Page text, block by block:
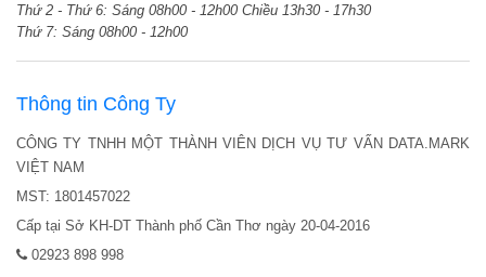
Thứ 2 - Thứ 6: Sáng 08h00 - 12h00 Chiều 13h30 - 17h30
Thứ 7: Sáng 08h00 - 12h00
Thông tin Công Ty
CÔNG TY TNHH MỘT THÀNH VIÊN DỊCH VỤ TƯ VẤN DATA.MARK
VIỆT NAM
MST: 1801457022
Cấp tại Sở KH-DT Thành phố Cần Thơ ngày 20-04-2016
02923 898 998